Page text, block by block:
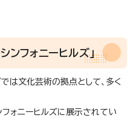
ンフォニーヒルズ」
は文化芸術の拠点として、多く
ォニーヒルズに展示されてい